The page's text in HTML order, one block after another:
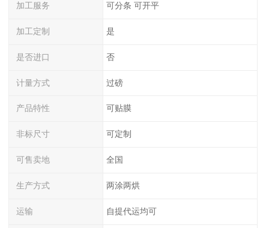
加工服务 可分条 可开平
加工定制 是
是否进口 否
计量方式 过磅
产品特性 可贴膜
非标尺寸 可定制
可售卖地 全国
生产方式 两涂两烘
运输 自提代运均可